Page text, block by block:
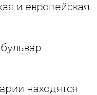
и европейская
находятся